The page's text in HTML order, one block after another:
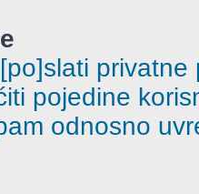
privatne
pojedine
odnosno